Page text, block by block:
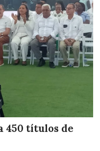
450 títulos de